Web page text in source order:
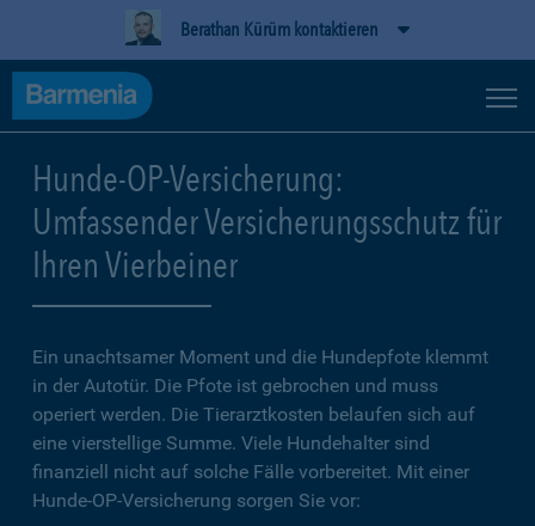
Berathan Kürüm kontaktieren
Hunde-OP-Versicherung:
Umfassender Versicherungsschutz für
Ihren Vierbeiner
Ein unachtsamer Moment und die Hundepfote klemmt
in der Autotür. Die Pfote ist gebrochen und muss
operiert werden. Die Tierarztkosten belaufen sich auf
eine vierstellige Summe. Viele Hundehalter sind
finanziell nicht auf solche Fälle vorbereitet. Mit einer
Hunde-OP-Versicherung sorgen Sie vor: